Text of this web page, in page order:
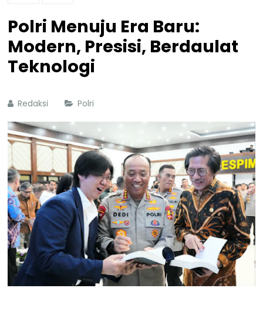
Polri Menuju Era Baru:
Modern, Presisi, Berdaulat
Teknologi
Redaksi Polri